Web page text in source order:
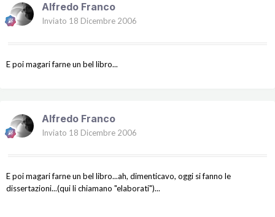
Alfredo Franco
Inviato 18 Dicembre 2006
E poi magari farne un bel libro...
Alfredo Franco
Inviato 18 Dicembre 2006
E poi magari farne un bel libro...ah, dimenticavo, oggi si fanno le
dissertazioni...(qui li chiamano "elaborati")...